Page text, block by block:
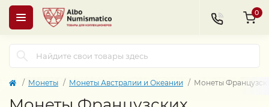
0
Монеты Монеты Австралии и Океании Монеты